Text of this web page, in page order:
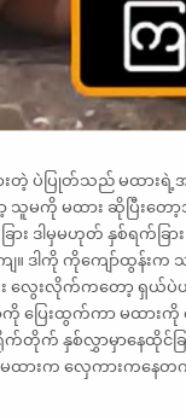
းတဲ့ ပဲပြုတ်သည် မထားရဲ့
ထား ဆိုပြီးတော့သာ
ဒါမှမဟုတ် နှစ်ရက်ခြ
ျ။ ဒါကို ကိုကျော်ထွန်
ြီး လွေးလိုက်ကတော့ ရှ
ပြေးထွက်ကာ မထာ
နှစ်လွှာမှာနေထိုင်ခြ
ထားက လှေကားကနေ